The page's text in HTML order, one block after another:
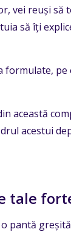
vei reuși
să îți
formulate,
această
acestui
tale
pantă